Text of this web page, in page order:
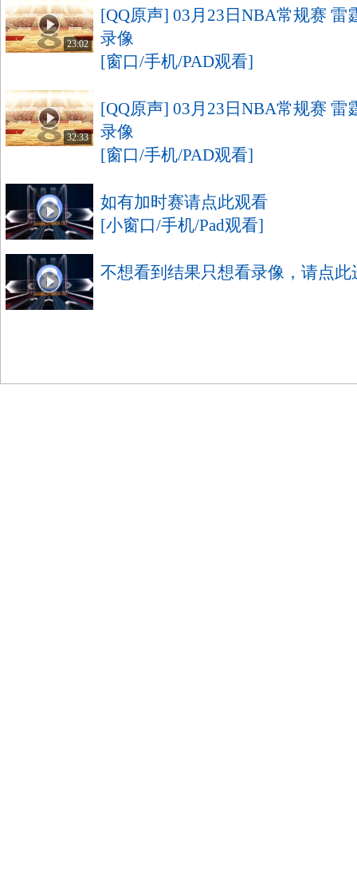
23:02
[QQ原声] 03月23日NBA常规赛 雷
录像
[窗口/手机/PAD观看]
32:33
[QQ原声] 03月23日NBA常规赛 雷
录像
[窗口/手机/PAD观看]
如有加时赛请点此观看
[小窗口/手机/Pad观看]
不想看到结果只想看录像，请点此